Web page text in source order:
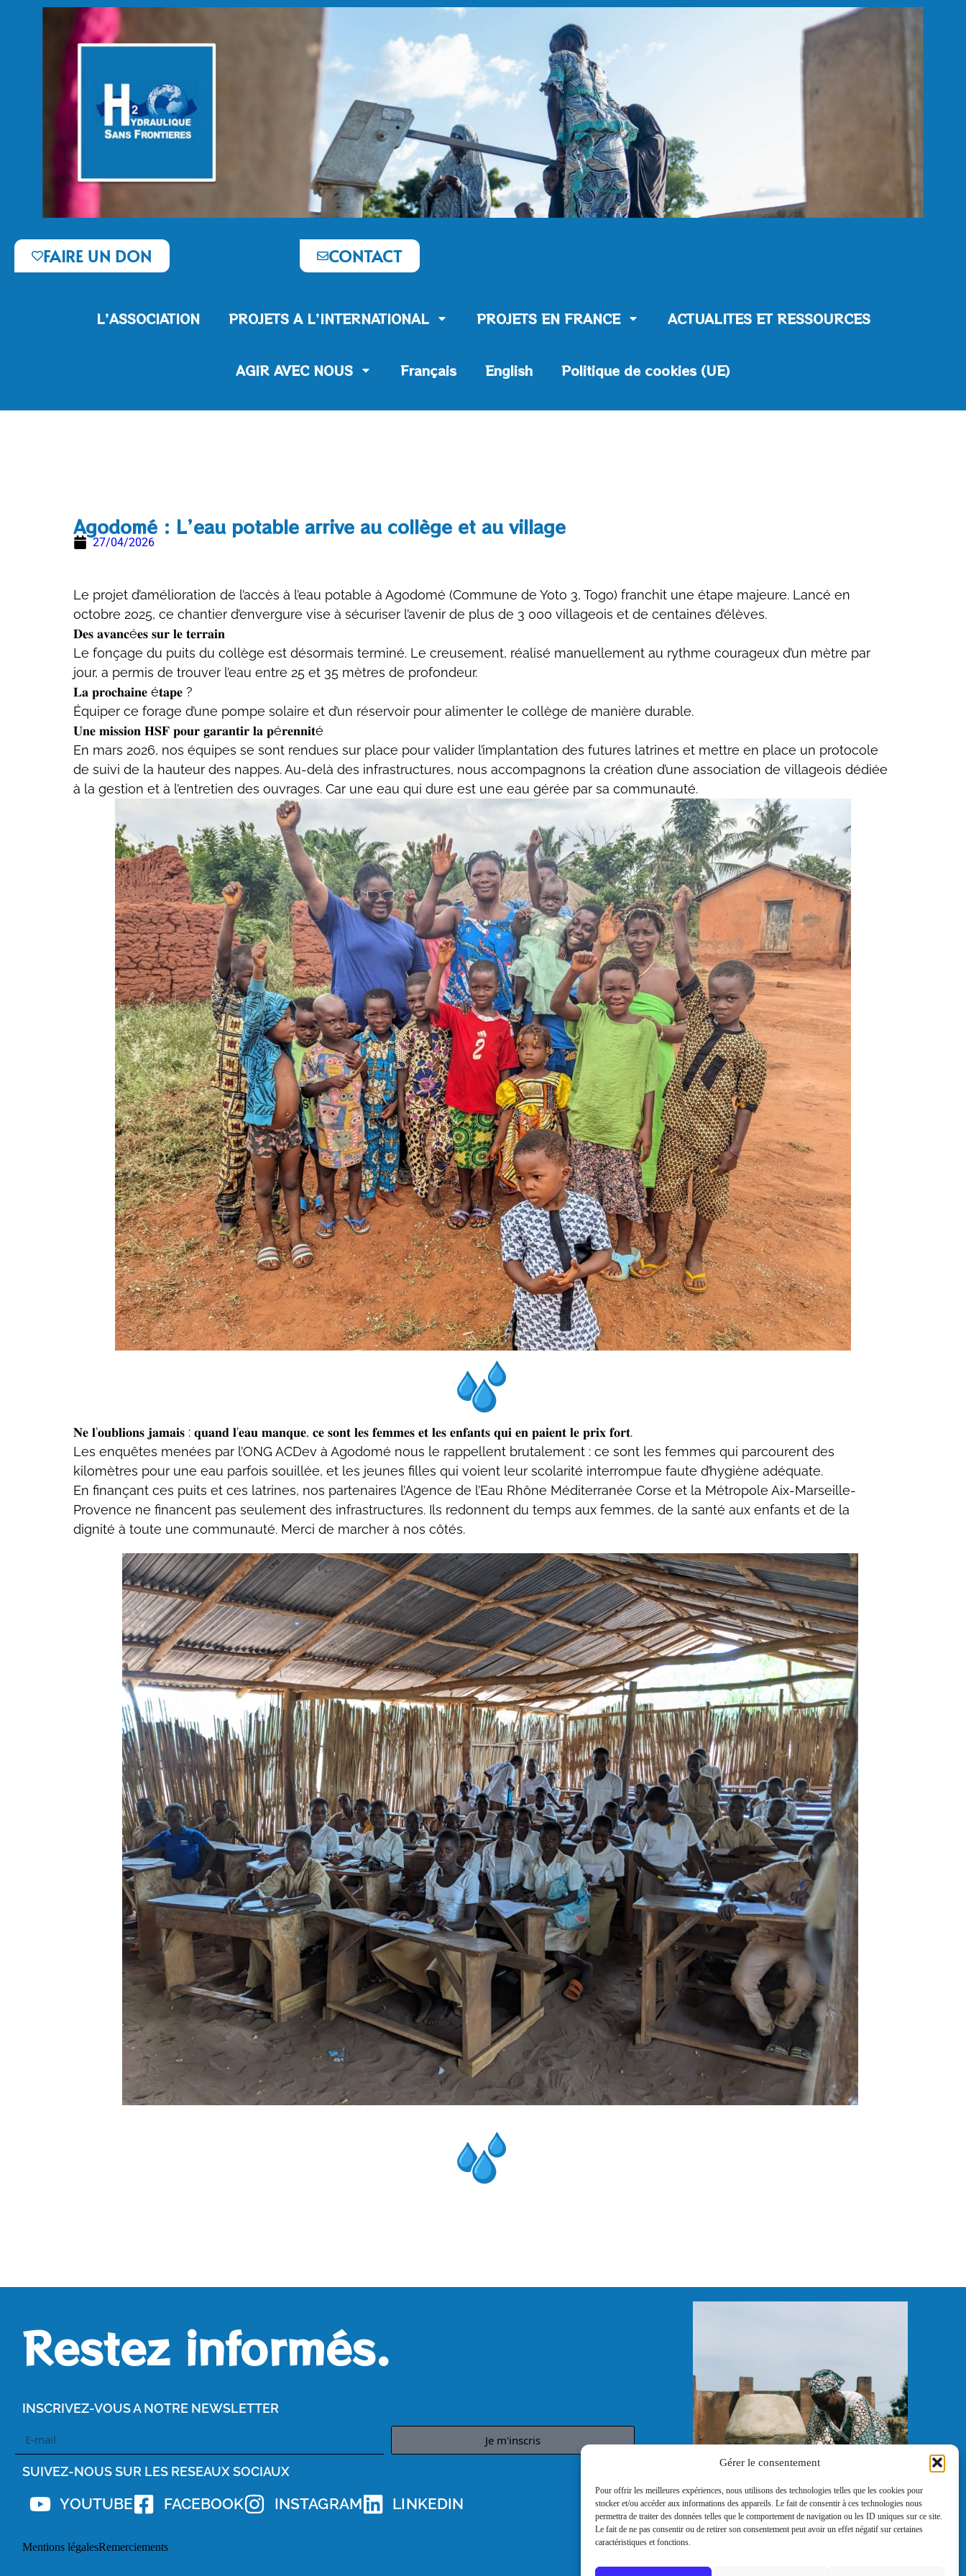
Gérer le consentement
Pour offrir les meilleures expériences, nous utilisons des technologies telles que les cookies pour
stocker et/ou accéder aux informations des appareils. Le fait de consentir à ces technologies nous
permettra de traiter des données telles que le comportement de navigation ou les ID uniques sur ce site.
Le fait de ne pas consentir ou de retirer son consentement peut avoir un effet négatif sur certaines
caractéristiques et fonctions.
FAIRE UN DON CONTACT
L’ASSOCIATION PROJETS A L’INTERNATIONAL PROJETS EN FRANCE ACTUALITES ET RESSOURCES
AGIR AVEC NOUS Français English Politique de cookies (UE)
Agodomé : L’eau potable arrive au collège et au village
27/04/2026
Le projet d’amélioration de l’accès à l’eau potable à Agodomé (Commune de Yoto 3, Togo) franchit une étape majeure. Lancé en
octobre 2025, ce chantier d’envergure vise à sécuriser l’avenir de plus de 3 000 villageois et de centaines d’élèves.
𝐃𝐞𝐬 𝐚𝐯𝐚𝐧𝐜é𝐞𝐬 𝐬𝐮𝐫 𝐥𝐞 𝐭𝐞𝐫𝐫𝐚𝐢𝐧
Le fonçage du puits du collège est désormais terminé. Le creusement, réalisé manuellement au rythme courageux d’un mètre par
jour, a permis de trouver l’eau entre 25 et 35 mètres de profondeur.
𝐋𝐚 𝐩𝐫𝐨𝐜𝐡𝐚𝐢𝐧𝐞 é𝐭𝐚𝐩𝐞 ?
Équiper ce forage d’une pompe solaire et d’un réservoir pour alimenter le collège de manière durable.
𝐔𝐧𝐞 𝐦𝐢𝐬𝐬𝐢𝐨𝐧 𝐇𝐒𝐅 𝐩𝐨𝐮𝐫 𝐠𝐚𝐫𝐚𝐧𝐭𝐢𝐫 𝐥𝐚 𝐩é𝐫𝐞𝐧𝐧𝐢𝐭é
En mars 2026, nos équipes se sont rendues sur place pour valider l’implantation des futures latrines et mettre en place un protocole
de suivi de la hauteur des nappes. Au-delà des infrastructures, nous accompagnons la création d’une association de villageois dédiée
à la gestion et à l’entretien des ouvrages. Car une eau qui dure est une eau gérée par sa communauté.
𝐍𝐞 𝐥’𝐨𝐮𝐛𝐥𝐢𝐨𝐧𝐬 𝐣𝐚𝐦𝐚𝐢𝐬 : 𝐪𝐮𝐚𝐧𝐝 𝐥’𝐞𝐚𝐮 𝐦𝐚𝐧𝐪𝐮𝐞, 𝐜𝐞 𝐬𝐨𝐧𝐭 𝐥𝐞𝐬 𝐟𝐞𝐦𝐦𝐞𝐬 𝐞𝐭 𝐥𝐞𝐬 𝐞𝐧𝐟𝐚𝐧𝐭𝐬 𝐪𝐮𝐢 𝐞𝐧 𝐩𝐚𝐢𝐞𝐧𝐭 𝐥𝐞 𝐩𝐫𝐢𝐱 𝐟𝐨𝐫𝐭.
Les enquêtes menées par l’ONG ACDev à Agodomé nous le rappellent brutalement : ce sont les femmes qui parcourent des
kilomètres pour une eau parfois souillée, et les jeunes filles qui voient leur scolarité interrompue faute d’hygiène adéquate.
En finançant ces puits et ces latrines, nos partenaires l’Agence de l’Eau Rhône Méditerranée Corse et la Métropole Aix-Marseille-
Provence ne financent pas seulement des infrastructures. Ils redonnent du temps aux femmes, de la santé aux enfants et de la
dignité à toute une communauté. Merci de marcher à nos côtés.
Restez informés.
INSCRIVEZ-VOUS A NOTRE NEWSLETTER
Je m'inscris
SUIVEZ-NOUS SUR LES RESEAUX SOCIAUX
YOUTUBE FACEBOOK INSTAGRAM LINKEDIN
Mentions légalesRemerciements